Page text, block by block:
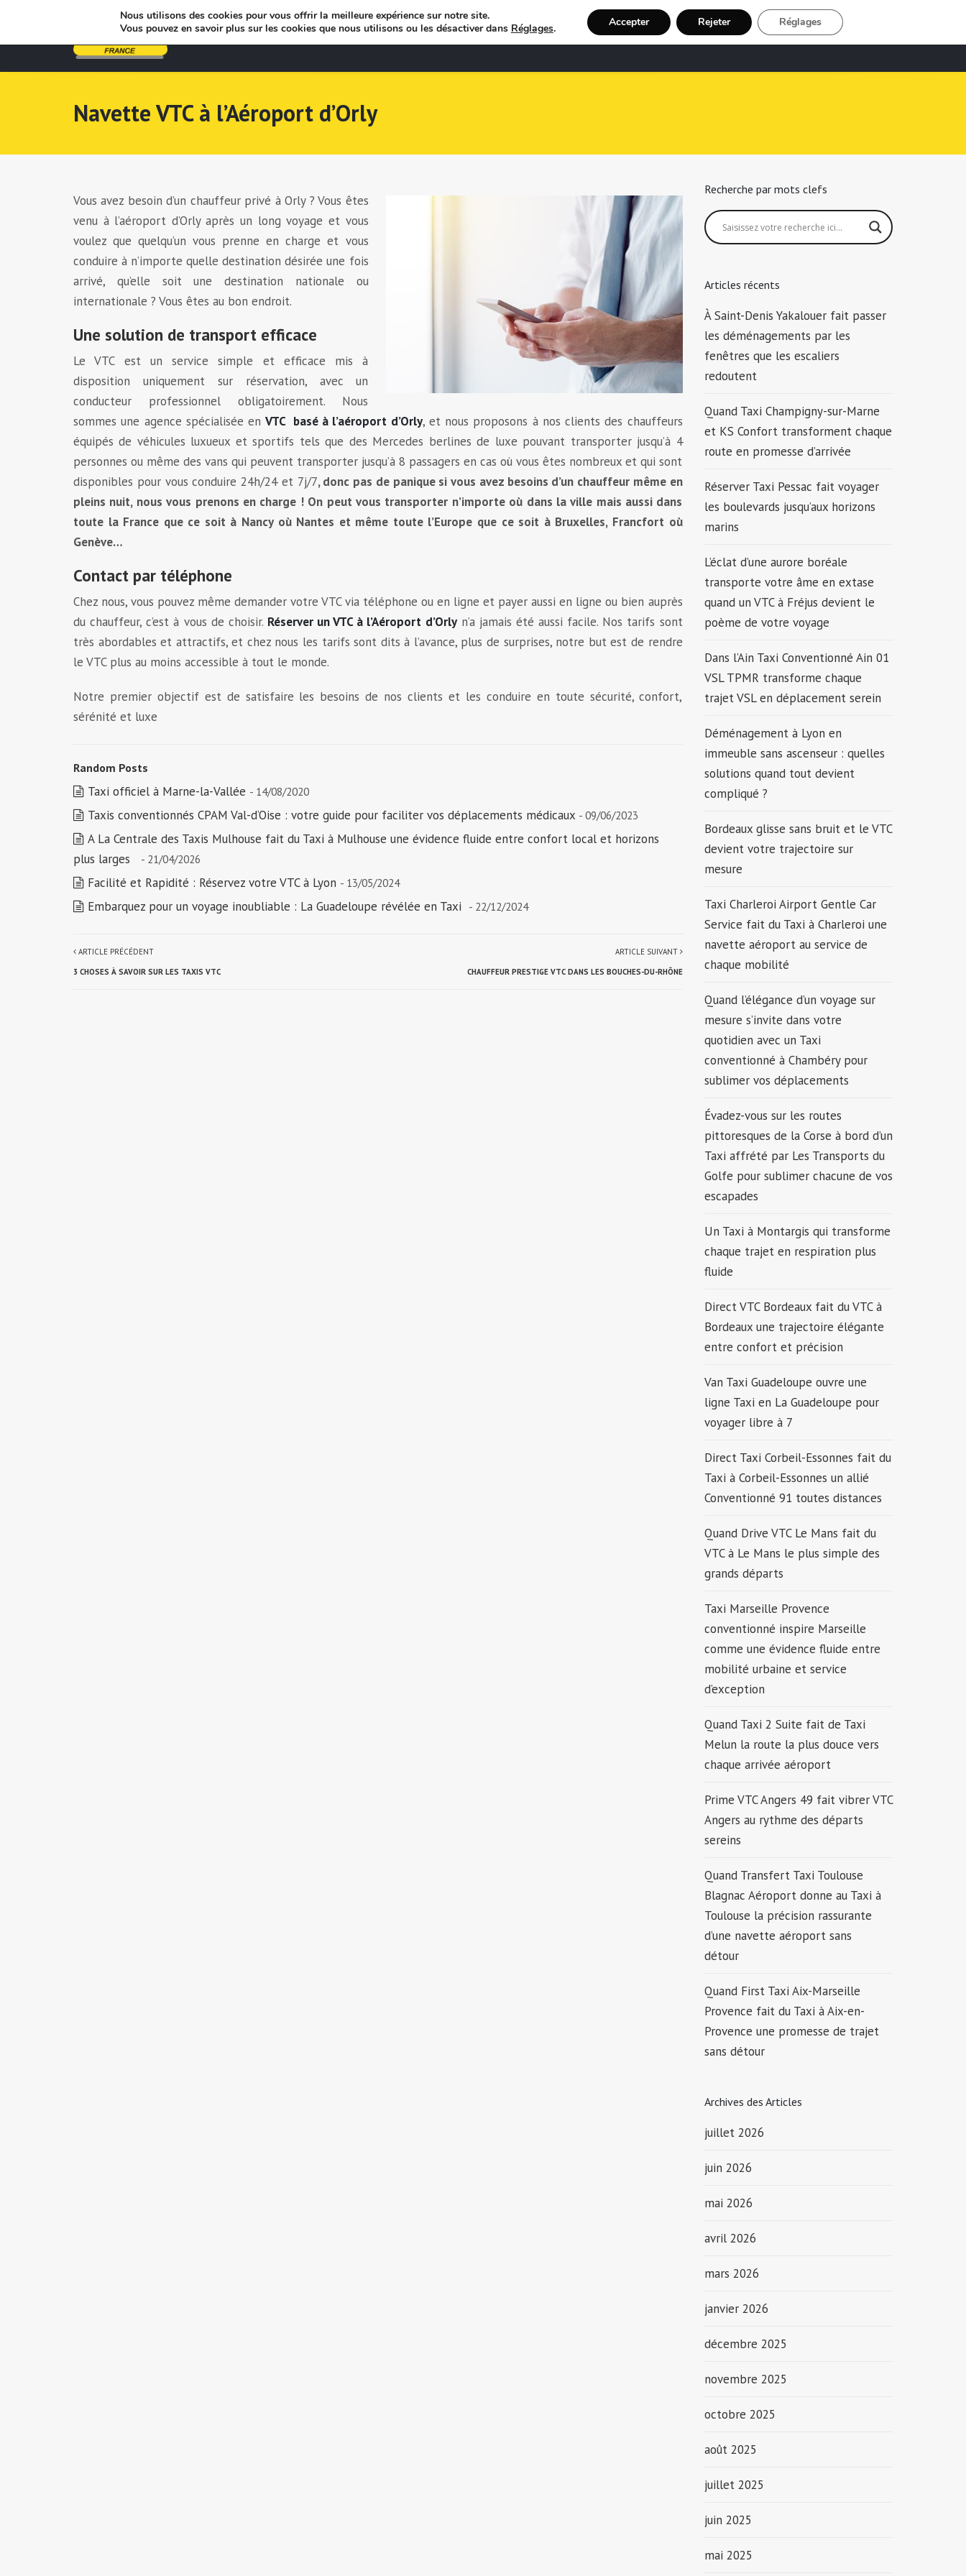
Bienvenue Recherche Chauffeur Taxi Inscription
Navette VTC à l’Aéroport d’Orly
Vous avez besoin d’un chauffeur privé à Orly ? Vous êtes
venu à l’aéroport d’Orly après un long voyage et vous
voulez que quelqu’un vous prenne en charge et vous
conduire à n’importe quelle destination désirée une fois
arrivé, qu’elle soit une destination nationale ou
internationale ? Vous êtes au bon endroit.
Une solution de transport efficace
Le VTC est un service simple et efficace mis à
disposition uniquement sur réservation, avec un
conducteur professionnel obligatoirement. Nous
sommes une agence spécialisée enVTC basé à l’aéroport d’Orly, et nous proposons à nos clients des chauffeurs
équipés de véhicules luxueux et sportifs tels que des Mercedes berlines de luxe pouvant transporter jusqu’à 4
personnes ou même des vans qui peuvent transporter jusqu’à 8 passagers en cas où vous êtes nombreux et qui sont
disponibles pour vous conduire 24h/24 et 7j/7, donc pas de panique si vous avez besoins d’un chauffeur même en
pleins nuit, nous vous prenons en charge ! On peut vous transporter n’importe où dans la ville mais aussi dans
toute la France que ce soit à Nancy où Nantes et même toute l’Europe que ce soit à Bruxelles, Francfort où
Genève…
Contact par téléphone
Chez nous, vous pouvez même demander votre VTC via téléphone ou en ligne et payer aussi en ligne ou bien auprès
du chauffeur, c’est à vous de choisir. Réserver un VTC à l’Aéroport d’Orlyn’a jamais été aussi facile. Nos tarifs sont
très abordables et attractifs, et chez nous les tarifs sont dits à l’avance, plus de surprises, notre but est de rendre
le VTC plus au moins accessible à tout le monde.
Notre premier objectif est de satisfaire les besoins de nos clients et les conduire en toute sécurité, confort,
sérénité et luxe
Random Posts
Taxi officiel à Marne-la-Vallée - 14/08/2020
Taxis conventionnés CPAM Val-d’Oise : votre guide pour faciliter vos déplacements médicaux - 09/06/2023
A La Centrale des Taxis Mulhouse fait du Taxi à Mulhouse une évidence fluide entre confort local et horizons
plus larges
- 21/04/2026
Facilité et Rapidité : Réservez votre VTC à Lyon - 13/05/2024
Embarquez pour un voyage inoubliable : La Guadeloupe révélée en Taxi - 22/12/2024
ARTICLE PRÉCÉDENT
3 CHOSES À SAVOIR SUR LES TAXIS VTC
ARTICLE SUIVANT
CHAUFFEUR PRESTIGE VTC DANS LES BOUCHES-DU-RHÔNE
Recherche par mots clefs
Articles récents
À Saint-Denis Yakalouer fait passer
les déménagements par les
fenêtres que les escaliers
redoutent
Quand Taxi Champigny-sur-Marne
et KS Confort transforment chaque
route en promesse d’arrivée
Réserver Taxi Pessac fait voyager
les boulevards jusqu’aux horizons
marins
L’éclat d’une aurore boréale
transporte votre âme en extase
quand un VTC à Fréjus devient le
poème de votre voyage
Dans l’Ain Taxi Conventionné Ain 01
VSL TPMR transforme chaque
trajet VSL en déplacement serein
Déménagement à Lyon en
immeuble sans ascenseur : quelles
solutions quand tout devient
compliqué ?
Bordeaux glisse sans bruit et le VTC
devient votre trajectoire sur
mesure
Taxi Charleroi Airport Gentle Car
Service fait du Taxi à Charleroi une
navette aéroport au service de
chaque mobilité
Quand l’élégance d’un voyage sur
mesure s’invite dans votre
quotidien avec un Taxi
conventionné à Chambéry pour
sublimer vos déplacements
Évadez-vous sur les routes
pittoresques de la Corse à bord d’un
Taxi affrété par Les Transports du
Golfe pour sublimer chacune de vos
escapades
Un Taxi à Montargis qui transforme
chaque trajet en respiration plus
fluide
Direct VTC Bordeaux fait du VTC à
Bordeaux une trajectoire élégante
entre confort et précision
Van Taxi Guadeloupe ouvre une
ligne Taxi en La Guadeloupe pour
voyager libre à 7
Direct Taxi Corbeil-Essonnes fait du
Taxi à Corbeil-Essonnes un allié
Conventionné 91 toutes distances
Quand Drive VTC Le Mans fait du
VTC à Le Mans le plus simple des
grands départs
Taxi Marseille Provence
conventionné inspire Marseille
comme une évidence fluide entre
mobilité urbaine et service
d’exception
Quand Taxi 2 Suite fait de Taxi
Melun la route la plus douce vers
chaque arrivée aéroport
Prime VTC Angers 49 fait vibrer VTC
Angers au rythme des départs
sereins
Quand Transfert Taxi Toulouse
Blagnac Aéroport donne au Taxi à
Toulouse la précision rassurante
d’une navette aéroport sans
détour
Quand First Taxi Aix-Marseille
Provence fait du Taxi à Aix-en-
Provence une promesse de trajet
sans détour
Archives des Articles
juillet 2026
juin 2026
mai 2026
avril 2026
mars 2026
janvier 2026
décembre 2025
novembre 2025
octobre 2025
août 2025
juillet 2025
juin 2025
mai 2025
Nous utilisons des cookies pour vous offrir la meilleure expérience sur notre site.
Vous pouvez en savoir plus sur les cookies que nous utilisons ou les désactiver dans Réglages. Accepter Rejeter Réglages